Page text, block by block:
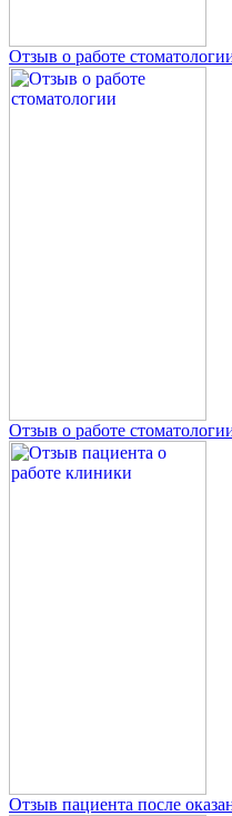
Отзыв о работе
Отзыв о работе
Отзыв пациента после